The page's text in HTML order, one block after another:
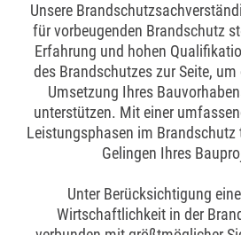
Unsere
für vorbeugenden Brandschutz
Erfahrung und hohen
des Brandschutzes zur Seite,
Umsetzung Ihres
unterstützen. Mit einer
Leistungsphasen im Brandschutz
Gelingen Ihres
Unter Berücksichtigung
Wirtschaftlichkeit in der